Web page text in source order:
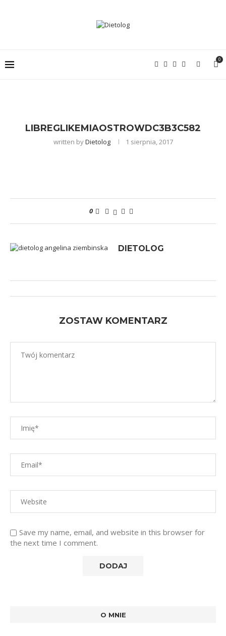
0
LIBREGLIKEMIAOSTROWDC3B3C582
written byDietolog 1 sierpnia, 2017
0
DIETOLOG
ZOSTAW KOMENTARZ
Save my name, email, and website in this browser for
the next time I comment.
O MNIE